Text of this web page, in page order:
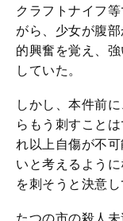
クラフトナイフ
がら、少女が腹
的興奮を覚え、
していた。
しかし、本件前
らもう刺すこと
れ以上自傷が不
いと考えるよう
を刺そうと決意し